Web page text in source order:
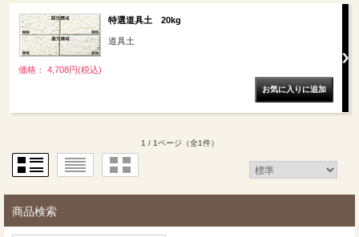
特選道具土 20kg
道具土
価格： 4,708円(税込)
1 / 1ページ （全1件）
商品検索